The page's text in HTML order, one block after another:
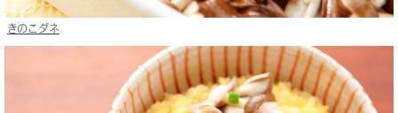
きのこダネ